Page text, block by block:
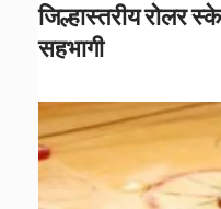
जिल्हास्तरीय रोलर
सहभागी